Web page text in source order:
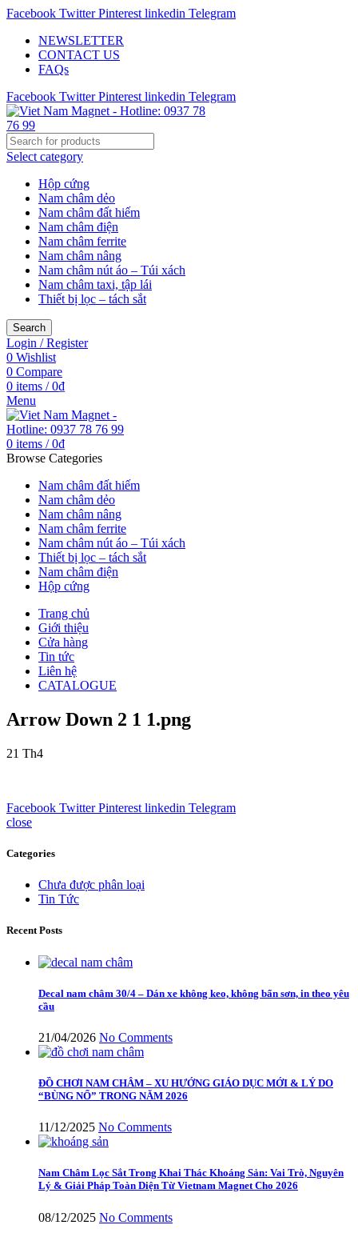
Facebook Twitter Pinterest linkedin Telegram
NEWSLETTER
CONTACT US
FAQs
Facebook Twitter Pinterest linkedin Telegram
Select category
Hộp cứng
Nam châm dẻo
Nam châm đất hiếm
Nam châm điện
Nam châm ferrite
Nam châm nâng
Nam châm nút áo – Túi xách
Nam châm taxi, tập lái
Thiết bị lọc – tách sắt
Search
Login / Register
0 Wishlist
0 Compare
0 items / 0₫
Menu
0 items / 0₫
Browse Categories
Nam châm đất hiếm
Nam châm dẻo
Nam châm nâng
Nam châm ferrite
Nam châm nút áo – Túi xách
Thiết bị lọc – tách sắt
Nam châm điện
Hộp cứng
Trang chủ
Giới thiệu
Cửa hàng
Tin tức
Liên hệ
CATALOGUE
Arrow Down 2 1 1.png
21 Th4
Facebook Twitter Pinterest linkedin Telegram
close
Categories
Chưa được phân loại
Tin Tức
Recent Posts
Decal nam châm 30/4 – Dán xe không keo, không bẩn sơn, in theo yêu
cầu
21/04/2026 No Comments
ĐỒ CHƠI NAM CHÂM – XU HƯỚNG GIÁO DỤC MỚI & LÝ DO
“BÙNG NỔ” TRONG NĂM 2026
11/12/2025 No Comments
Nam Châm Lọc Sắt Trong Khai Thác Khoáng Sản: Vai Trò, Nguyên
Lý & Giải Pháp Toàn Diện Từ Vietnam Magnet Cho 2026
08/12/2025 No Comments